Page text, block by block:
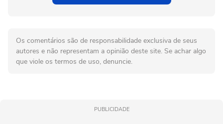
Os comentários são de responsabilidade exclusiva de seus
autores e não representam a opinião deste site. Se achar algo
que viole os termos de uso, denuncie.
PUBLICIDADE